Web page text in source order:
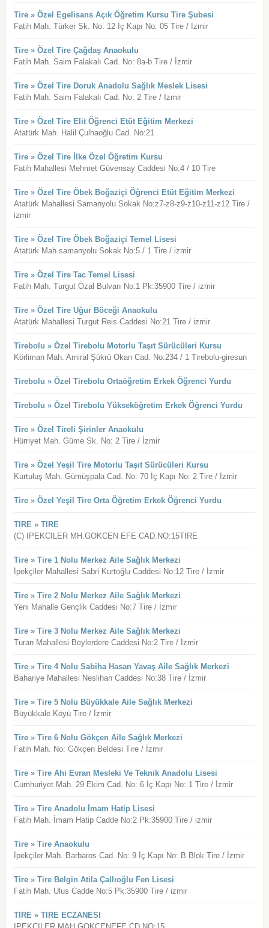
Tire » Özel Egelisans Açık Öğretim Kursu Tire Şubesi
Fatih Mah. Türker Sk. No: 12 İç Kapı No: 05 Tire / İzmir
Tire » Özel Tire Çağdaş Anaokulu
Fatih Mah. Saim Falakalı Cad. No: 8a-b Tire / İzmir
Tire » Özel Tire Doruk Anadolu Sağlık Meslek Lisesi
Fatih Mah. Saim Falakalı Cad. No: 2 Tire / İzmir
Tire » Özel Tire Elit Öğrenci Etüt Eğitim Merkezi
Atatürk Mah. Halil Çulhaoğlu Cad. No:21
Tire » Özel Tire İlke Özel Öğretim Kursu
Fatih Mahallesi Mehmet Güvensay Caddesi No:4 / 10 Tire
Tire » Özel Tire Öbek Boğaziçi Öğrenci Etüt Eğitim Merkezi
Atatürk Mahallesi Samanyolu Sokak No:z7-z8-z9-z10-z11-z12 Tire /
izmir
Tire » Özel Tire Öbek Boğaziçi Temel Lisesi
Atatürk Mah.samanyolu Sokak No:5 / 1 Tire / izmir
Tire » Özel Tire Tac Temel Lisesi
Fatih Mah. Turgut Özal Bulvarı No:1 Pk:35900 Tire / izmir
Tire » Özel Tire Uğur Böceği Anaokulu
Atatürk Mahallesi Turgut Reis Caddesi No:21 Tire / izmir
Tirebolu » Özel Tirebolu Motorlu Taşıt Sürücüleri Kursu
Körliman Mah. Amiral Şükrü Okan Cad. No:234 / 1 Tirebolu-giresun
Tirebolu » Özel Tirebolu Ortaöğretim Erkek Öğrenci Yurdu
Tirebolu » Özel Tirebolu Yükseköğretim Erkek Öğrenci Yurdu
Tire » Özel Tireli Şirinler Anaokulu
Hürriyet Mah. Güme Sk. No: 2 Tire / İzmir
Tire » Özel Yeşil Tire Motorlu Taşıt Sürücüleri Kursu
Kurtuluş Mah. Gümüşpala Cad. No: 70 İç Kapı No: 2 Tire / İzmir
Tire » Özel Yeşil Tire Orta Öğretim Erkek Öğrenci Yurdu
TIRE » TIRE
(C) IPEKCILER MH.GOKCEN EFE CAD.NO:15TIRE
Tire » Tire 1 Nolu Merkez Aile Sağlık Merkezi
İpekçiler Mahallesi Sabri Kurtoğlu Caddesi No:12 Tire / İzmir
Tire » Tire 2 Nolu Merkez Aile Sağlık Merkezi
Yeni Mahalle Gençlik Caddesi No:7 Tire / İzmir
Tire » Tire 3 Nolu Merkez Aile Sağlık Merkezi
Turan Mahallesi Beylerdere Caddesi No:2 Tire / İzmir
Tire » Tire 4 Nolu Sabiha Hasan Yavaş Aile Sağlık Merkezi
Bahariye Mahallesi Neslihan Caddesi No:38 Tire / İzmir
Tire » Tire 5 Nolu Büyükkale Aile Sağlık Merkezi
Büyükkale Köyü Tire / İzmir
Tire » Tire 6 Nolu Gökçen Aile Sağlık Merkezi
Fatih Mah. No: Gökçen Beldesi Tire / İzmir
Tire » Tire Ahi Evran Mesleki Ve Teknik Anadolu Lisesi
Cumhuriyet Mah. 29 Ekim Cad. No: 6 İç Kapı No: 1 Tire / İzmir
Tire » Tire Anadolu İmam Hatip Lisesi
Fatih Mah. İmam Hatip Cadde No:2 Pk:35900 Tire / izmir
Tire » Tire Anaokulu
İpekçiler Mah. Barbaros Cad. No: 9 İç Kapı No: B Blok Tire / İzmir
Tire » Tire Belgin Atila Çallıoğlu Fen Lisesi
Fatih Mah. Ulus Cadde No:5 Pk:35900 Tire / izmir
TIRE » TIRE ECZANESI